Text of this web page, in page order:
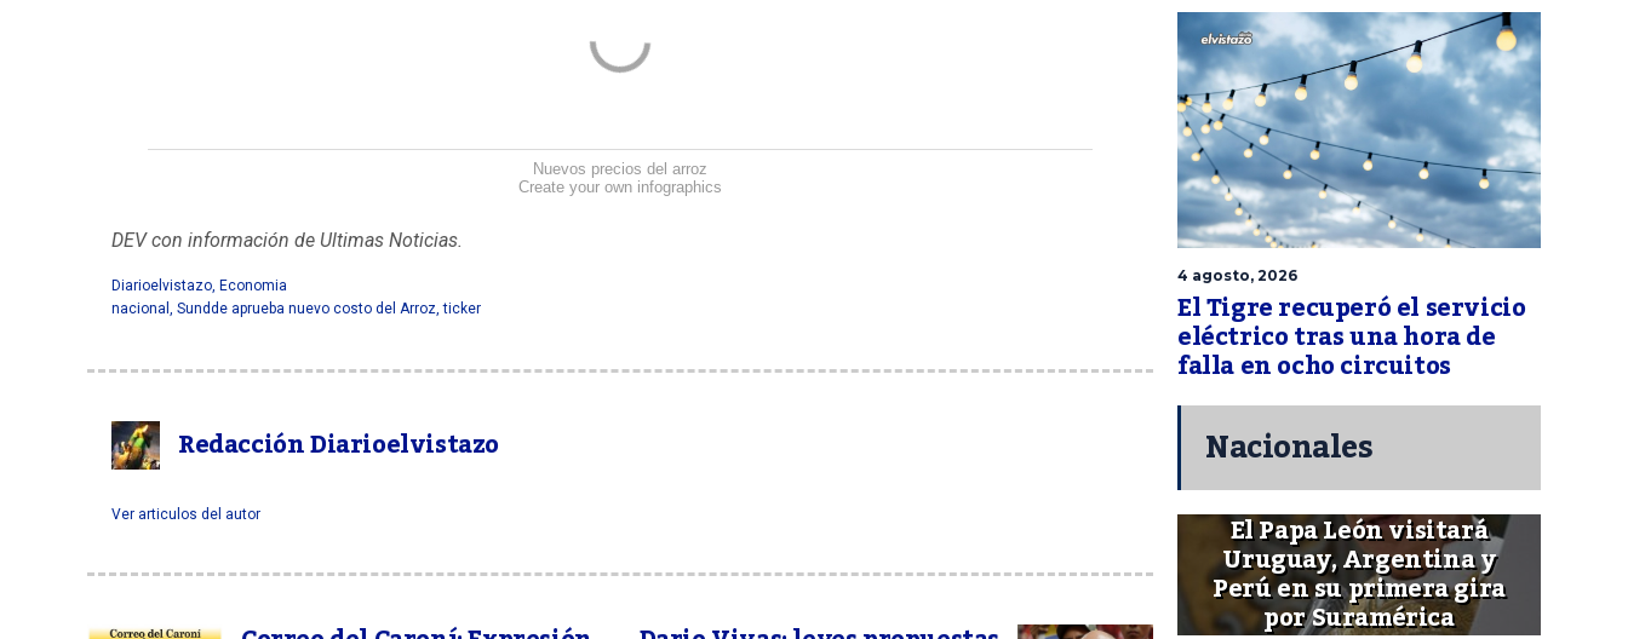
Nuevos precios del arroz
Create your own infographics
DEV con información de Ultimas Noticias.
Diarioelvistazo, Economia
nacional , Sundde aprueba nuevo costo del Arroz,ticker
Redacción Diarioelvistazo
Ver articulos del autor
4 agosto, 2026
El Tigre recuperó el servicio
eléctrico tras una hora de
falla en ocho circuitos
Nacionales
El Papa León visitará
Uruguay, Argentina y
Perú en su primera gira
por Suramérica